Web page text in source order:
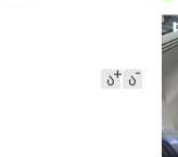
ა ა